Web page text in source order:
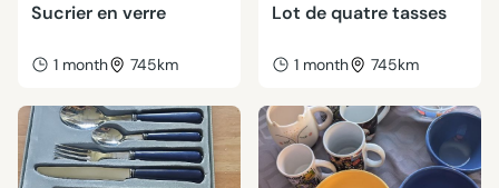
Sucrier en verre
1 month 745km
Lot de quatre tasses
1 month 745km